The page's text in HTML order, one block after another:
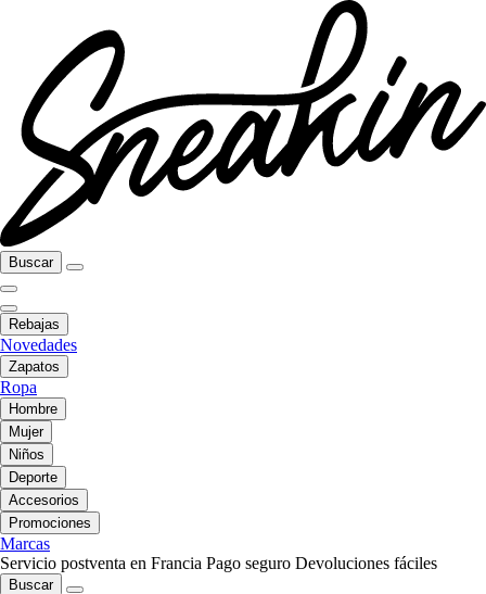
Buscar
Rebajas
Novedades
Zapatos
Ropa
Hombre
Mujer
Niños
Deporte
Accesorios
Promociones
Marcas
Servicio postventa en Francia Pago seguro Devoluciones fáciles
Buscar